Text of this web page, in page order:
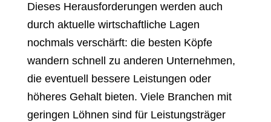
Dieses Herausforderungen werden auch
durch aktuelle wirtschaftliche Lagen
nochmals verschärft: die besten Köpfe
wandern schnell zu anderen Unternehmen,
die eventuell bessere Leistungen oder
höheres Gehalt bieten. Viele Branchen mit
geringen Löhnen sind für Leistungsträger